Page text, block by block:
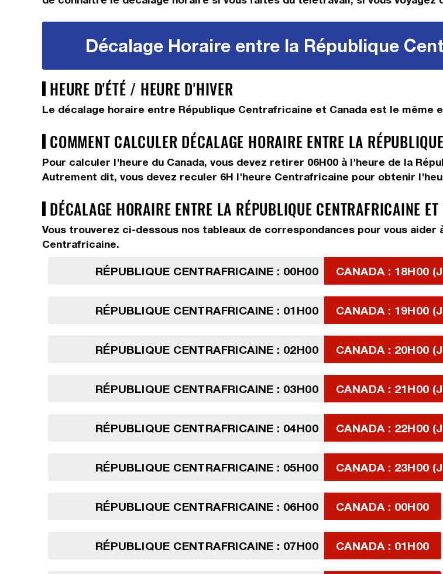
Décalage Horaire entre la République
HEURE D'ÉTÉ / HEURE D'HIVER
Le décalage horaire entre République Centrafricaine et Canada est le même
COMMENT CALCULER DÉCALAGE HORAIRE ENTRE LA
Pour calculer l'heure du Canada, vous devez retirer 06H00 à l'heure de la
Autrement dit, vous devez reculer 6H l'heure Centrafricaine pour obtenir
DÉCALAGE HORAIRE ENTRE LA RÉPUBLIQUE CENTRAFRICAINE
Vous trouverez ci-dessous nos tableaux de correspondances pour vous
Centrafricaine.
RÉPUBLIQUE CENTRAFRICAINE : 00H00 CANADA : 18H00
RÉPUBLIQUE CENTRAFRICAINE : 01H00 CANADA : 19H00
RÉPUBLIQUE CENTRAFRICAINE : 02H00 CANADA : 20H00
RÉPUBLIQUE CENTRAFRICAINE : 03H00 CANADA : 21H00
RÉPUBLIQUE CENTRAFRICAINE : 04H00 CANADA : 22H00
RÉPUBLIQUE CENTRAFRICAINE : 05H00 CANADA : 23H00
RÉPUBLIQUE CENTRAFRICAINE : 06H00 CANADA : 00H00
RÉPUBLIQUE CENTRAFRICAINE : 07H00 CANADA : 01H00